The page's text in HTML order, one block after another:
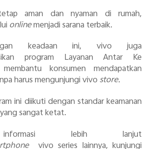
aman dan nyaman di rumah,
onlinemenjadi sarana terbaik.
keadaan ini, vivo juga
program
Layanan Antar Ke
konsumen mendapatkan
harus mengunjungi vivo store.
ini diikuti dengan standar keamanan
sangat ketat.
informasi lebih lanjut
vivo series lainnya, kunjungi